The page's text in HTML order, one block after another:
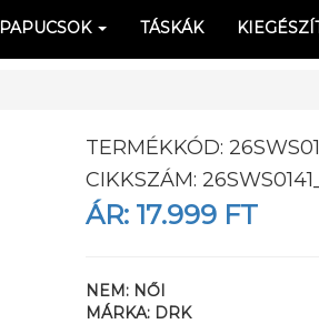
PAPUCSOK TÁSKÁK
TERMÉKKÓD:
CIKKSZÁM:
ÁR: 17.999 FT
NEM: NŐI
MÁRKA: DRK